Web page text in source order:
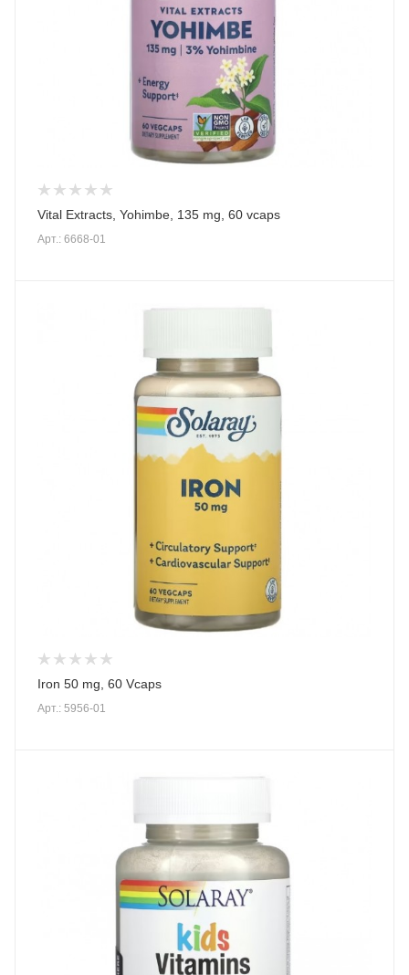
Vital Extracts, Yohimbe, 135 mg, 60 vcaps
Арт.: 6668-01
Iron 50 mg, 60 Vcaps
Арт.: 5956-01